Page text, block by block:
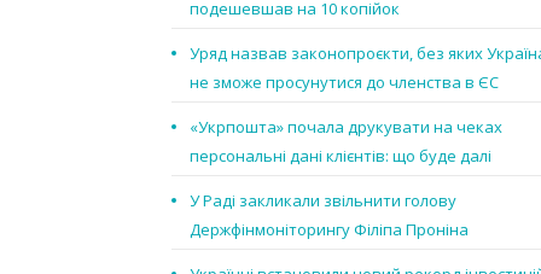
подешевшав на 10 копійок
Уряд назвав законопроєкти, без яких
не зможе просунутися до членства в ЄС
«Укрпошта» почала друкувати на чеках
персональні дані клієнтів: що буде далі
У Раді закликали звільнити голову
Держфінмоніторингу Філіпа Проніна